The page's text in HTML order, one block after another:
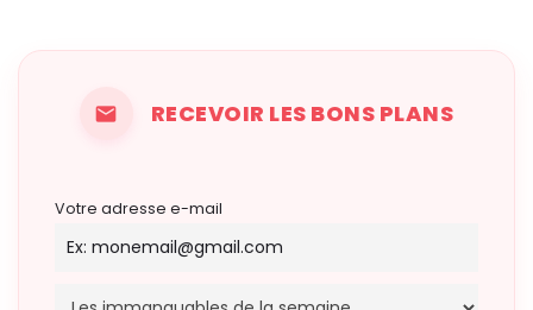
RECEVOIR LES BONS PLANS
Votre adresse e-mail